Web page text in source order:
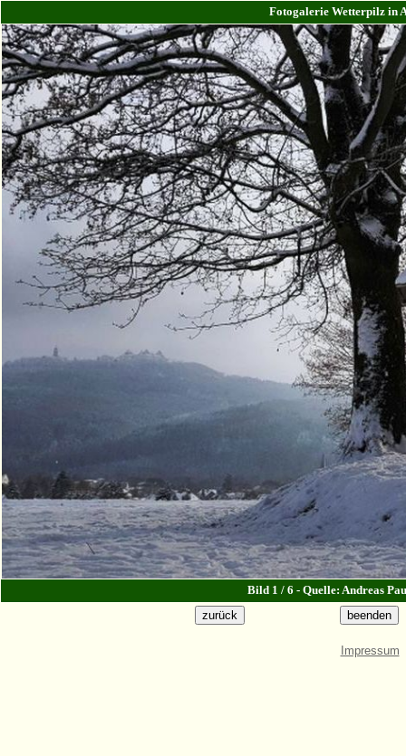
Fotogalerie Wetterpilz in
Bild 1 / 6 - Quelle: Andreas
Impressum